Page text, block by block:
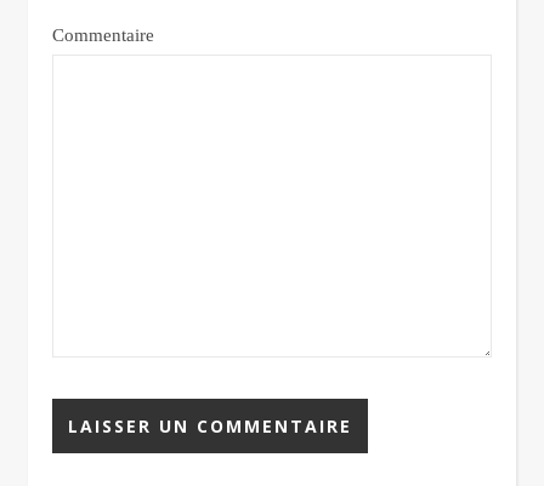
Commentaire